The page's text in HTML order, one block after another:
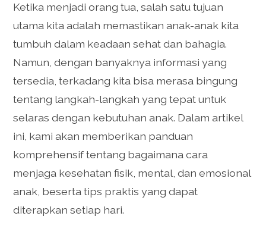
Ketika menjadi orang tua, salah satu tujuan
utama kita adalah memastikan anak-anak kita
tumbuh dalam keadaan sehat dan bahagia.
Namun, dengan banyaknya informasi yang
tersedia, terkadang kita bisa merasa bingung
tentang langkah-langkah yang tepat untuk
selaras dengan kebutuhan anak. Dalam artikel
ini, kami akan memberikan panduan
komprehensif tentang bagaimana cara
menjaga kesehatan fisik, mental, dan emosional
anak, beserta tips praktis yang dapat
diterapkan setiap hari.